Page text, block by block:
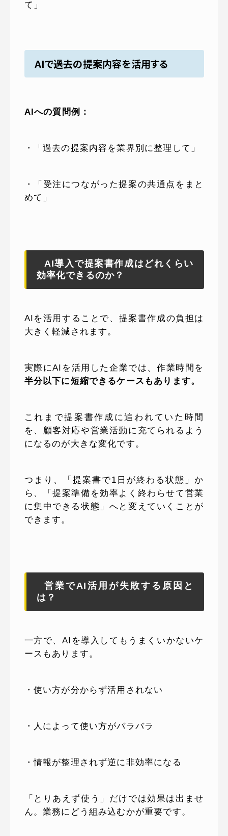
て」
AIで過去の提案内容を活用する
AIへの質問例：
・「過去の提案内容を業界別に整理して」
・「受注につながった提案の共通点をまと
めて」
AI導入で提案書作成はどれくらい
効率化できるのか？
AIを活用することで、提案書作成の負担は
大きく軽減されます。
実際にAIを活用した企業では、作業時間を
半分以下に短縮できるケースもあります。
これまで提案書作成に追われていた時間
を、顧客対応や営業活動に充てられるよう
になるのが大きな変化です。
つまり、「提案書で1日が終わる状態」か
ら、「提案準備を効率よく終わらせて営業
に集中できる状態」へと変えていくことが
できます。
営業でAI活用が失敗する原因と
は？
一方で、AIを導入してもうまくいかないケ
ースもあります。
・使い方が分からず活用されない
・人によって使い方がバラバラ
・情報が整理されず逆に非効率になる
「とりあえず使う」だけでは効果は出ませ
ん。業務にどう組み込むかが重要です。